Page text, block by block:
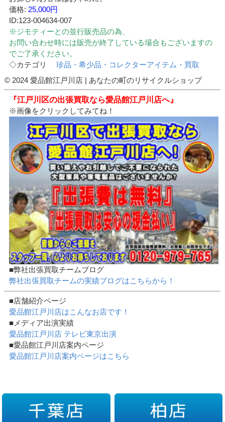
価格: 25,000円
ID:123-004634-007
※ジモティーとの並行販売品の為、
お問い合わせ時には販売が終了している場合もございますの
でご了承ください。
◇カテゴリ珍品・希少品・コレクターアイテム・買取
© 2024 愛品館江戸川店 | あなたの町のリサイクルショップ
『江戸川区の出張買取なら愛品館江戸川店へ』
※画像をクリックしてみてね！
■弊社出張買取チームブログ
弊社出張買取チームの実績ブログはこちらから！
■店舗紹介ページ
愛品館江戸川店はこんなお店です！
■メディア出演実績
愛品館江戸川店 テレビ東京出演
■愛品館江戸川店案内ページ
愛品館江戸川店案内ページはこちら